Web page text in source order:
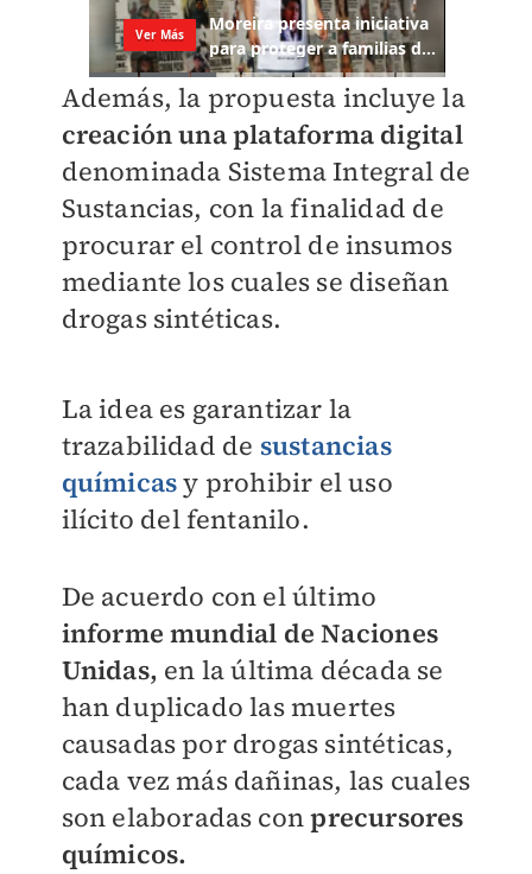
Además, la propuesta incluye la
creación una plataforma digital
denominada Sistema Integral de
Sustancias, con la finalidad de
procurar el control de insumos
mediante los cuales se diseñan
drogas sintéticas.
La idea es garantizar la
trazabilidad de sustancias
químicasy prohibir el uso
ilícito del fentanilo.
De acuerdo con el último
informe mundial de Naciones
Unidas, en la última década se
han duplicado las muertes
causadas por drogas sintéticas,
cada vez más dañinas, las cuales
son elaboradas conprecursores
químicos.